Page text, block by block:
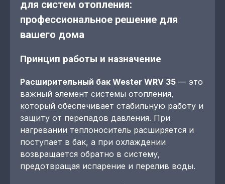
для систем отопления:
профессиональное решение для
вашего дома
Принцип работы и назначение
Расширительный бак Wester WRV 35 — это
важный элемент системы отопления,
который обеспечивает стабильную работу и
защиту от перепадов давления. При
нагревании теплоноситель расширяется и
поступает в бак, а при охлаждении
возвращается обратно в систему,
предотвращая испарение и перелив воды.